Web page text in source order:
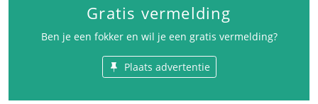
Gratis vermelding
Ben je een fokker en wil je een gratis vermelding?
Plaats advertentie